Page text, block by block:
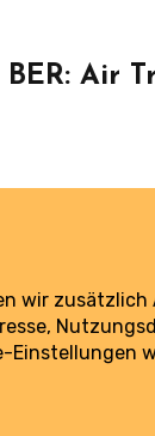
BER: Air
bedeutet.